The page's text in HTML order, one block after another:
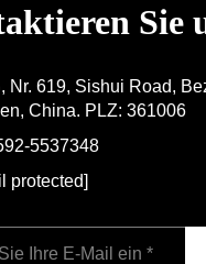
Sie
Nr. 619, Sishui Road,
China. PLZ: 361006
5537348
protected]